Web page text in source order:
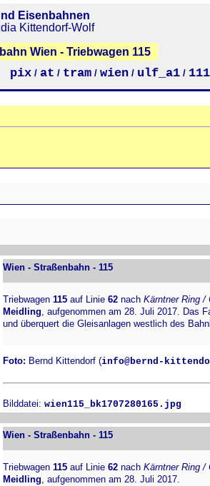
Eisenbahnen
Kittendorf-Wolf
Wien - Triebwagen 115
pix / at / tram / wien / ulf_a1 /
Wien - Straßenbahn - 115
Triebwagen 115 auf Linie 62 nach Kärntner Ring /
Meidling, aufgenommen am 28. Juli 2017. Das
und überquert die Gleisanlagen westlich des
Foto: Bernd Kittendorf (info@bernd-
Bilddatei: wien115_bk1707280165.jpg
Wien - Straßenbahn - 115
Triebwagen 115 auf Linie 62 nach Kärntner Ring /
Meidling, aufgenommen am 28. Juli 2017.